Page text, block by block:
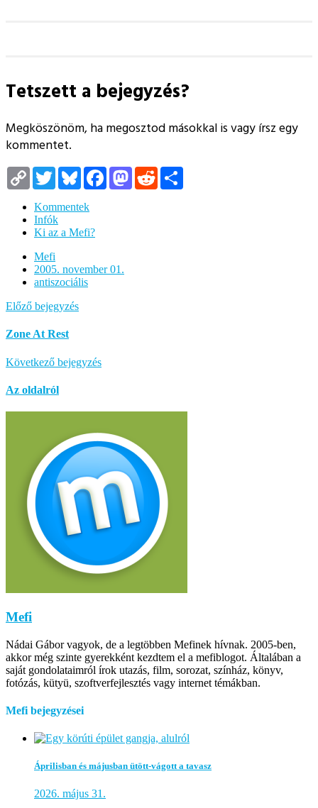
Tetszett a bejegyzés?
Megköszönöm, ha megosztod másokkal is vagy írsz egy
kommentet.
Copy
Link
TwitterBlueskyFacebookMastodon
Reddit
Kommentek
Infók
Ki az a Mefi?
Mefi
2005. november 01.
antiszociális
Előző bejegyzés
Zone At Rest
Következő bejegyzés
Az oldalról
Mefi
Nádai Gábor vagyok, de a legtöbben Mefinek hívnak. 2005-ben,
akkor még szinte gyerekként kezdtem el a mefiblogot. Általában a
saját gondolataimról írok utazás, film, sorozat, színház, könyv,
fotózás, kütyü, szoftverfejlesztés vagy internet témákban.
Mefi bejegyzései
Áprilisban és májusban ütött-vágott a tavasz
2026. május 31.